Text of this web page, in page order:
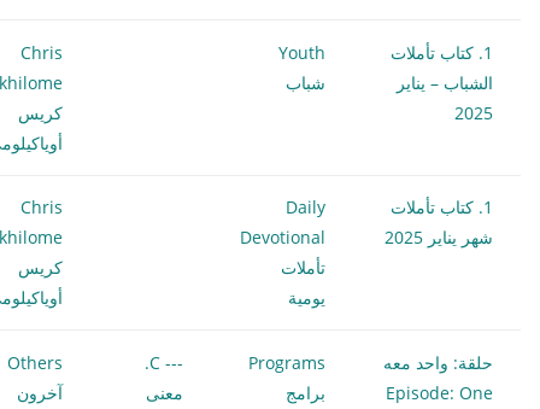
1. كتاب تأملات
الشباب – يناير
2025
Youth
شباب
Chris
كريس
1. كتاب تأملات
شهر يناير 2025
Daily
Devotional
تأملات
يومية
Chris
كريس
حلقة: واحد معه
Episode: One
Programs
برامج
--- C.
معنى
Others
آخرون